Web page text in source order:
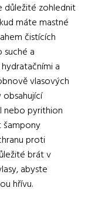
důležité zohlednit
máte mastné
čistících
a
a
vlasových
nebo pyrithion
šampony
proti
brát v
abyste
hřívu.